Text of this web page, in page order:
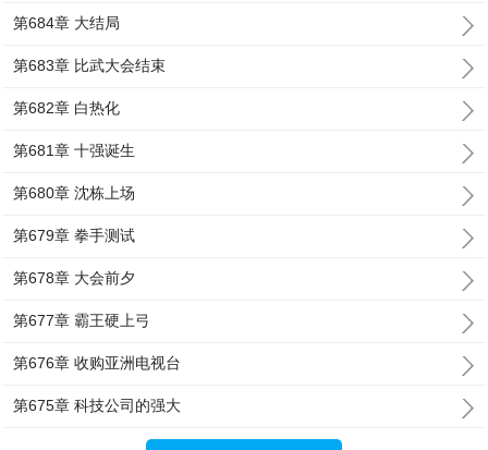
第684章 大结局
第683章 比武大会结束
第682章 白热化
第681章 十强诞生
第680章 沈栋上场
第679章 拳手测试
第678章 大会前夕
第677章 霸王硬上弓
第676章 收购亚洲电视台
第675章 科技公司的强大